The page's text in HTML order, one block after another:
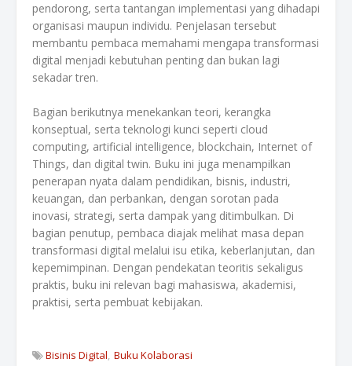
pendorong, serta tantangan implementasi yang dihadapi
organisasi maupun individu. Penjelasan tersebut
membantu pembaca memahami mengapa transformasi
digital menjadi kebutuhan penting dan bukan lagi
sekadar tren.
Bagian berikutnya menekankan teori, kerangka
konseptual, serta teknologi kunci seperti cloud
computing, artificial intelligence, blockchain, Internet of
Things, dan digital twin. Buku ini juga menampilkan
penerapan nyata dalam pendidikan, bisnis, industri,
keuangan, dan perbankan, dengan sorotan pada
inovasi, strategi, serta dampak yang ditimbulkan. Di
bagian penutup, pembaca diajak melihat masa depan
transformasi digital melalui isu etika, keberlanjutan, dan
kepemimpinan. Dengan pendekatan teoritis sekaligus
praktis, buku ini relevan bagi mahasiswa, akademisi,
praktisi, serta pembuat kebijakan.
Bisinis Digital Buku Kolaborasi